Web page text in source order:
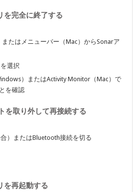
を完全に終了する
たはメニューバー（Mac）からSonarア
選択
）またはActivity Monitor（Mac）で
を確認
を取り外して再接続する
）またはBluetooth接続を切る
を再起動する